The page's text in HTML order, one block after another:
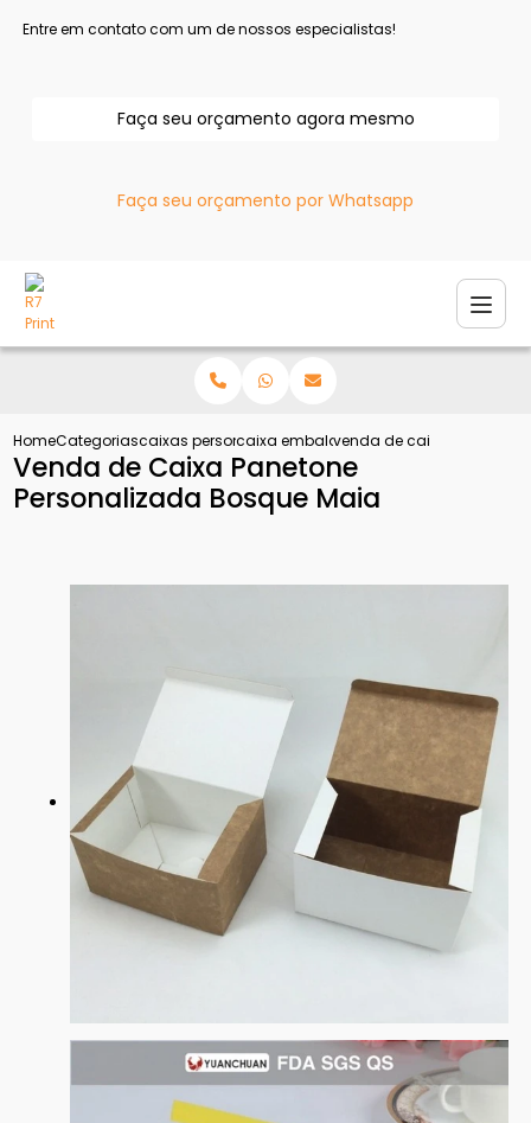
Entre em contato com um de nossos especialistas!
Faça seu orçamento agora mesmo
Faça seu orçamento por Whatsapp
HomeCategoriascaixas personalizadascaixa embalagem personalizada
venda de caixa panetone
Venda de Caixa Panetone
Personalizada Bosque Maia